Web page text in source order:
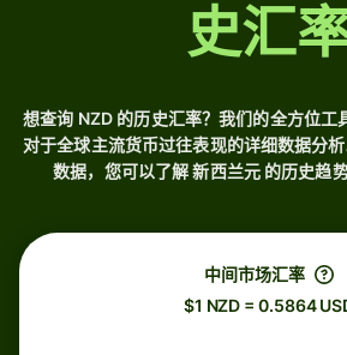
史汇
想查询 NZD 的历史汇率？我们的全方位工
对于全球主流货币过往表现的详细数据分
数据，您可以了解 新西兰元 的历史趋
中间市场汇率
$1 NZD = 0.5864